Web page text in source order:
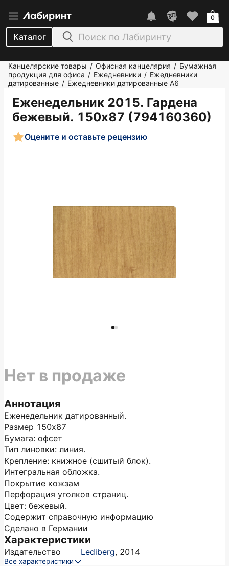
Каталог
0
Канцелярские товары / Офисная канцелярия / Бумажная
продукция для офиса / Ежедневники / Ежедневники
датированные / Ежедневники датированные А6
Еженедельник 2015. Гардена
бежевый. 150х87 (794160360)
Оцените и оставьте рецензию
Аннотация
Еженедельник датированный.
Размер 150х87
Бумага: офсет
Тип линовки: линия.
Крепление: книжное (сшитый блок).
Интегральная обложка.
Покрытие кожзам
Перфорация уголков страниц.
Цвет: бежевый.
Содержит справочную информацию
Сделано в Германии
Характеристики
Издательство Lediberg, 2014
Все характеристики
Нет в продаже